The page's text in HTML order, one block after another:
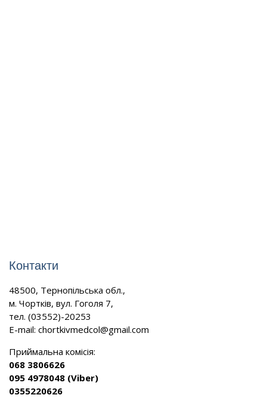
Контакти
48500, Тернопільська обл.,
м. Чортків, вул. Гоголя 7,
тел. (03552)-20253
E-mail: chortkivmedcol@gmail.com
Приймальна комісія:
068 3806626
095 4978048 (Viber)
0355220626